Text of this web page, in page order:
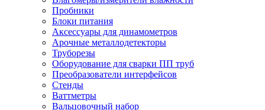
Пробники
Блоки питания
Аксессуары для динамометров
Арочные металлодетекторы
Труборезы
Оборудование для сварки ПП труб
Преобразователи интерфейсов
Стенды
Ваттметры
Вальцовочный набор